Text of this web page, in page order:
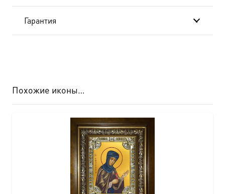
Гарантия
Похожие иконы…